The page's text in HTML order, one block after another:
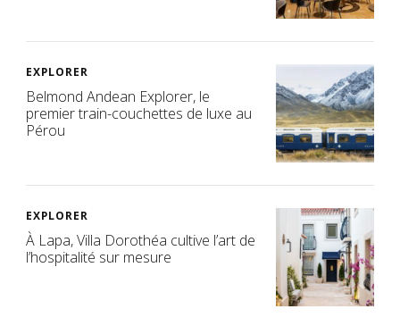
EXPLORER
Belmond Andean Explorer, le
premier train-couchettes de luxe au
Pérou
EXPLORER
À Lapa, Villa Dorothéa cultive l’art de
l’hospitalité sur mesure